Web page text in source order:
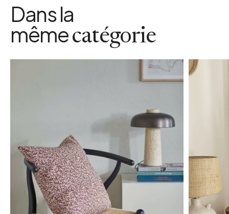
Dans la
mêmecatégorie